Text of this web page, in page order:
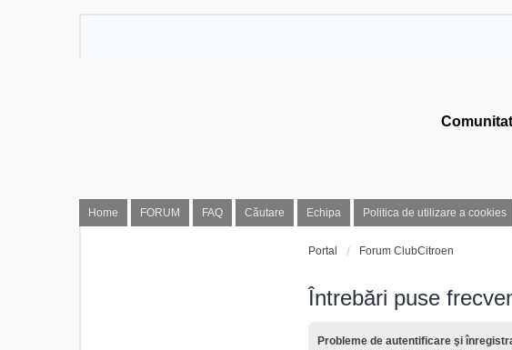
Home FORUM FAQ Căutare Echipa Politica de utilizare a cookies
Portal Forum ClubCitroen
Întrebări puse
Probleme de autentificare şi